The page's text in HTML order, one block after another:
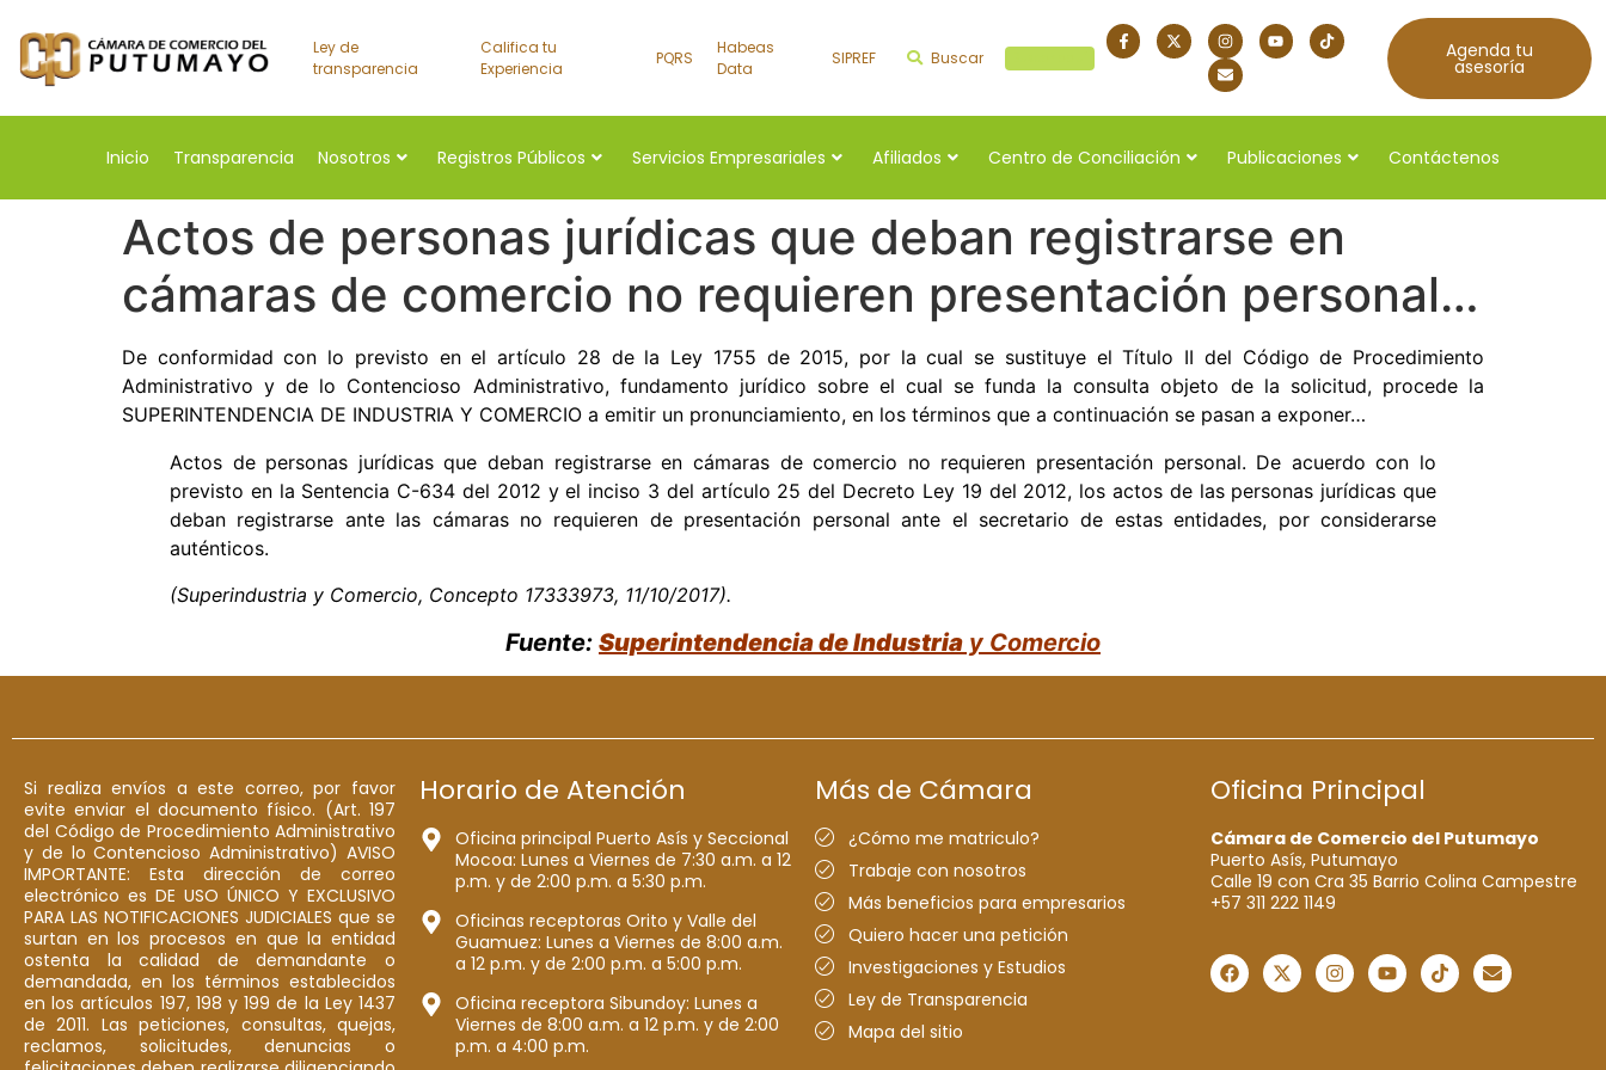
Ley de
transparencia
Califica tu
Experiencia
PQRS
Habeas
Data
SIPREF Buscar Agenda tu
asesoría
Inicio Transparencia Nosotros Registros Públicos Servicios Empresariales Afiliados Centro de Conciliación Publicaciones Contáctenos
Actos de personas jurídicas que deban registrarse en
cámaras de comercio no requieren presentación personal…
De conformidad con lo previsto en el artículo 28 de la Ley 1755 de 2015, por la cual se sustituye el Título II del Código de Procedimiento
Administrativo y de lo Contencioso Administrativo, fundamento jurídico sobre el cual se funda la consulta objeto de la solicitud, procede la
SUPERINTENDENCIA DE INDUSTRIA Y COMERCIO a emitir un pronunciamiento, en los términos que a continuación se pasan a exponer…
Actos de personas jurídicas que deban registrarse en cámaras de comercio no requieren presentación personal. De acuerdo con lo
previsto en la Sentencia C-634 del 2012 y el inciso 3 del artículo 25 del Decreto Ley 19 del 2012, los actos de las personas jurídicas que
deban registrarse ante las cámaras no requieren de presentación personal ante el secretario de estas entidades, por considerarse
auténticos.
(Superindustria y Comercio, Concepto 17333973, 11/10/2017).
Fuente: Superintendencia de Industria y Comercio
Si realiza envíos a este correo, por favor
evite enviar el documento físico. (Art. 197
del Código de Procedimiento Administrativo
y de lo Contencioso Administrativo) AVISO
IMPORTANTE: Esta dirección de correo
electrónico es DE USO ÚNICO Y EXCLUSIVO
PARA LAS NOTIFICACIONES JUDICIALES que se
surtan en los procesos en que la entidad
ostenta la calidad de demandante o
demandada, en los términos establecidos
en los artículos 197, 198 y 199 de la Ley 1437
de 2011. Las peticiones, consultas, quejas,
reclamos, solicitudes, denuncias o
Horario de Atención
Oficina principal Puerto Asís y Seccional
Mocoa: Lunes a Viernes de 7:30 a.m. a 12
p.m. y de 2:00 p.m. a 5:30 p.m.
Oficinas receptoras Orito y Valle del
Guamuez: Lunes a Viernes de 8:00 a.m.
a 12 p.m. y de 2:00 p.m. a 5:00 p.m.
Oficina receptora Sibundoy: Lunes a
Viernes de 8:00 a.m. a 12 p.m. y de 2:00
p.m. a 4:00 p.m.
Más de Cámara
¿Cómo me matriculo?
Trabaje con nosotros
Más beneficios para empresarios
Quiero hacer una petición
Investigaciones y Estudios
Ley de Transparencia
Mapa del sitio
Oficina Principal
Cámara de Comercio del Putumayo
Puerto Asís, Putumayo
Calle 19 con Cra 35 Barrio Colina Campestre
+57 311 222 1149